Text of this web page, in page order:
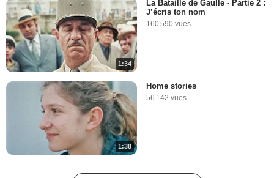
1:34
La Bataille de Gaulle - Partie 2 :
J’écris ton nom
160 590 vues
1:38
Home stories
56 142 vues